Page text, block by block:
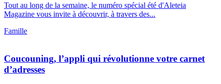
Tout au long de la semaine, le numéro spécial été d'Aleteia
Magazine vous invite à découvrir, à travers des...
Famille
Coucouning, l’appli qui révolutionne votre carnet
d’adresses